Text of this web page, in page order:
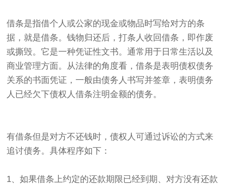
借条是指借个人或公家的现金或物品时写给对方的条
据，就是借条。钱物归还后，打条人收回借条，即作废
或撕毁。它是一种凭证性文书。通常用于日常生活以及
商业管理方面。从法律的角度看，借条是表明债权债务
关系的书面凭证，一般由债务人书写并签章，表明债务
人已经欠下债权人借条注明金额的债务。
有借条但是对方不还钱时，债权人可通过诉讼的方式来
追讨债务。具体程序如下：
1、如果借条上约定的还款期限已经到期、对方没有还款